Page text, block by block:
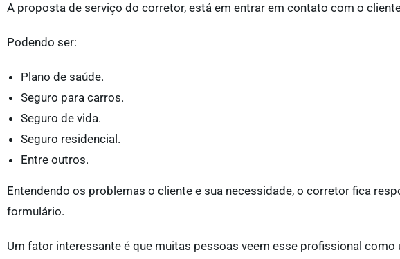
A proposta de serviço do corretor, está em entrar em contato com o
Podendo ser:
Plano de saúde.
Seguro para carros.
Seguro de vida.
Seguro residencial.
Entre outros.
Entendendo os problemas o cliente e sua necessidade, o corretor fica
formulário.
Um fator interessante é que muitas pessoas veem esse profissional como